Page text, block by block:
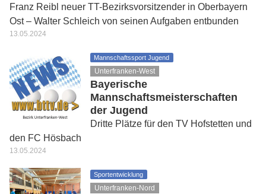
Franz Reibl neuer TT-Bezirksvorsitzender in Oberbayern
Ost – Walter Schleich von seinen Aufgaben entbunden
13.05.2024
Mannschaftssport Jugend
Unterfranken-West
Bayerische
Mannschaftsmeisterschaften
der Jugend
Dritte Plätze für den TV Hofstetten und
den FC Hösbach
13.05.2024
Sportentwicklung
Unterfranken-Nord